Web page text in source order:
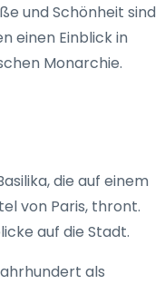
und Schönheit sind
einen Einblick in
Monarchie.
die auf einem
von Paris, thront.
auf die Stadt.
als